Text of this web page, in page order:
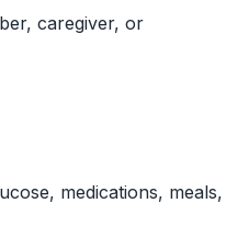
caregiver, or
medications, meals,